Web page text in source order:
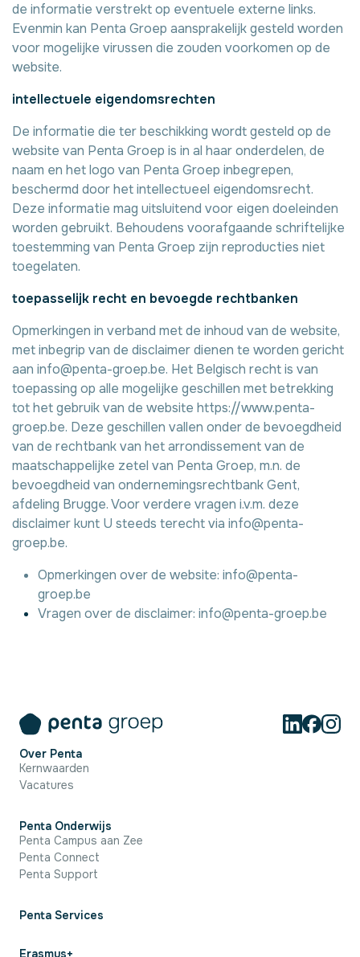
de informatie verstrekt op eventuele externe links.
Evenmin kan Penta Groep aansprakelijk gesteld worden
voor mogelijke virussen die zouden voorkomen op de
website.
intellectuele eigendomsrechten
De informatie die ter beschikking wordt gesteld op de
website van Penta Groep is in al haar onderdelen, de
naam en het logo van Penta Groep inbegrepen,
beschermd door het intellectueel eigendomsrecht.
Deze informatie mag uitsluitend voor eigen doeleinden
worden gebruikt. Behoudens voorafgaande schriftelijke
toestemming van Penta Groep zijn reproducties niet
toegelaten.
toepasselijk recht en bevoegde rechtbanken
Opmerkingen in verband met de inhoud van de website,
met inbegrip van de disclaimer dienen te worden gericht
aan info@penta-groep.be. Het Belgisch recht is van
toepassing op alle mogelijke geschillen met betrekking
tot het gebruik van de website https://www.penta-
groep.be. Deze geschillen vallen onder de bevoegdheid
van de rechtbank van het arrondissement van de
maatschappelijke zetel van Penta Groep, m.n. de
bevoegdheid van ondernemingsrechtbank Gent,
afdeling Brugge. Voor verdere vragen i.v.m. deze
disclaimer kunt U steeds terecht via info@penta-
groep.be.
Opmerkingen over de website: info@penta-
groep.be
Vragen over de disclaimer: info@penta-groep.be
Over Penta
Kernwaarden
Vacatures
Penta Onderwijs
Penta Campus aan Zee
Penta Connect
Penta Support
Penta Services
Erasmus+